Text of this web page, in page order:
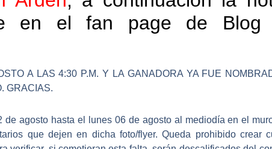
en el fan page de Blog
A LAS 4:30 P.M. Y LA GANADORA YA FUE
GRACIAS.
de agosto hasta el lunes 06 de agosto al mediodía en el
que dejen en dicha foto/flyer. Queda prohibido crear